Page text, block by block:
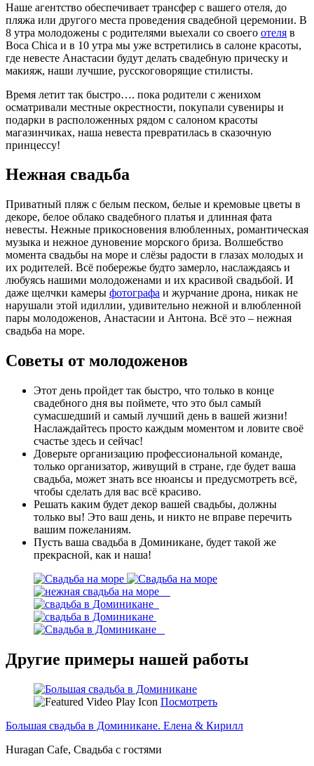
Наше агентство обеспечивает трансфер с вашего отеля, до
пляжа или другого места проведения свадебной церемонии. В
8 утра молодожены с родителями выехали со своего отеля в
Boca Chica и в 10 утра мы уже встретились в салоне красоты,
где невесте Анастасии будут делать свадебную прическу и
макияж, наши лучшие, русскоговорящие стилисты.
Время летит так быстро…. пока родители с женихом
осматривали местные окрестности, покупали сувениры и
подарки в расположенных рядом с салоном красоты
магазинчиках, наша невеста превратилась в сказочную
принцессу!
Нежная свадьба
Приватный пляж с белым песком, белые и кремовые цветы в
декоре, белое облако свадебного платья и длинная фата
невесты. Нежные прикосновения влюбленных, романтическая
музыка и нежное дуновение морского бриза. Волшебство
момента свадьбы на море и слёзы радости в глазах молодых и
их родителей. Всё побережье будто замерло, наслаждаясь и
любуясь нашими молодоженами и их красивой свадьбой. И
даже щелчки камеры фотографа и журчание дрона, никак не
нарушали этой идиллии, удивительно нежной и влюбленной
пары молодоженов, Анастасии и Антона. Всё это – нежная
свадьба на море.
Советы от молодоженов
Этот день пройдет так быстро, что только в конце
свадебного дня вы поймете, что это был самый
сумасшедший и самый лучший день в вашей жизни!
Наслаждайтесь просто каждым моментом и ловите своё
счастье здесь и сейчас!
Доверьте организацию профессиональной команде,
только организатор, живущий в стране, где будет ваша
свадьба, может знать все нюансы и предусмотреть всё,
чтобы сделать для вас всё красиво.
Решать каким будет декор вашей свадьбы, должны
только вы! Это ваш день, и никто не вправе перечить
вашим пожеланиям.
Пусть ваша свадьба в Доминикане, будет такой же
прекрасной, как и наша!
Другие примеры нашей работы
Посмотреть
Большая свадьба в Доминикане. Елена & Кирилл
Huragan Cafe, Свадьба с гостями